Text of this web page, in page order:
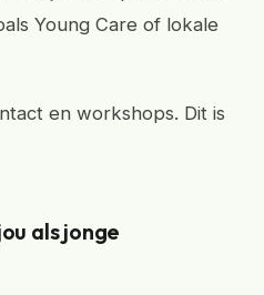
Young Care of lokale
en workshops. Dit is
als jonge